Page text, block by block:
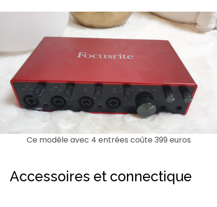
Ce modèle avec 4 entrées coûte 399 euros
Accessoires et connectique